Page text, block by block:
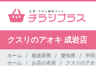
クスリのアオキ 成岩店
ホーム 都道府県 愛知県
半田
ホーム
お店の名前 クスリのアオ